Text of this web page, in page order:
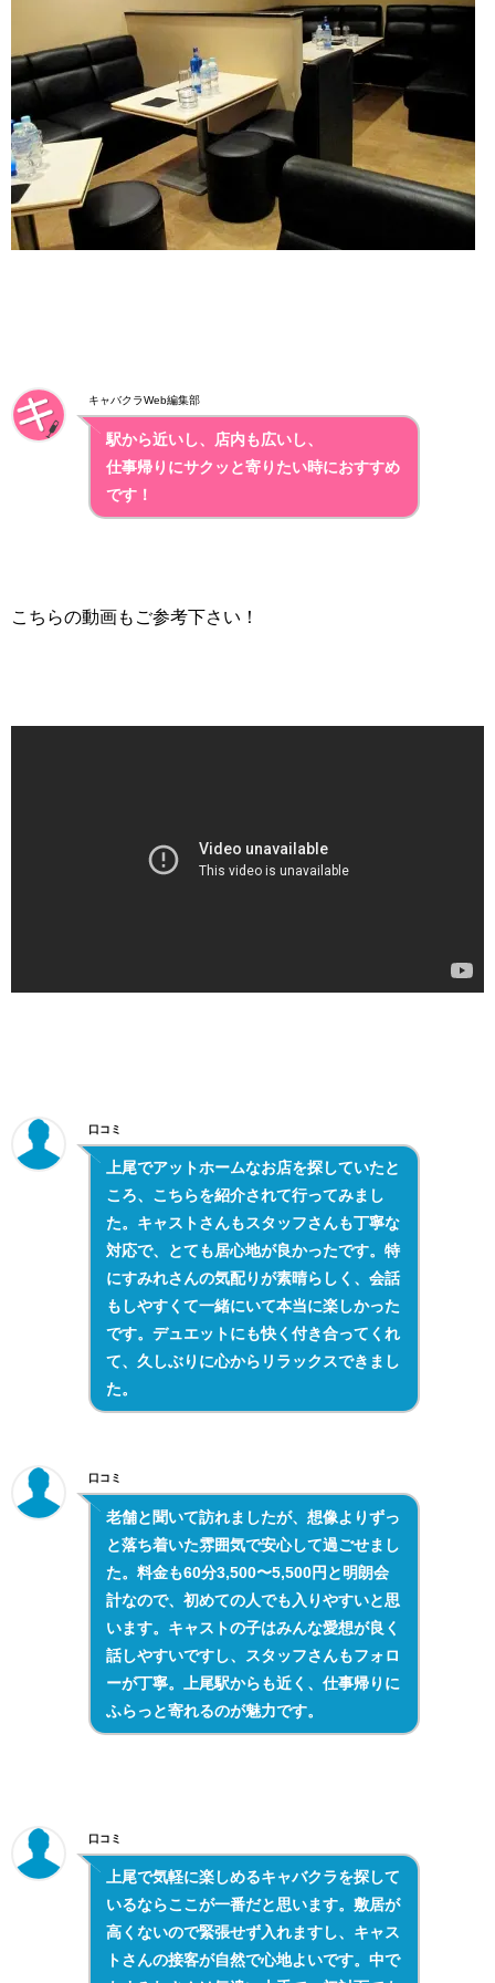
キャバクラWeb編集部
駅から近いし、店内も広いし、
仕事帰りにサクッと寄りたい時におすすめ
です！
こちらの動画もご参考下さい！
口コミ
上尾でアットホームなお店を探していたと
ころ、こちらを紹介されて行ってみまし
た。キャストさんもスタッフさんも丁寧な
対応で、とても居心地が良かったです。特
にすみれさんの気配りが素晴らしく、会話
もしやすくて一緒にいて本当に楽しかった
です。デュエットにも快く付き合ってくれ
て、久しぶりに心からリラックスできまし
た。
口コミ
老舗と聞いて訪れましたが、想像よりずっ
と落ち着いた雰囲気で安心して過ごせまし
た。料金も60分3,500〜5,500円と明朗会
計なので、初めての人でも入りやすいと思
います。キャストの子はみんな愛想が良く
話しやすいですし、スタッフさんもフォロ
ーが丁寧。上尾駅からも近く、仕事帰りに
ふらっと寄れるのが魅力です。
口コミ
上尾で気軽に楽しめるキャバクラを探して
いるならここが一番だと思います。敷居が
高くないので緊張せず入れますし、キャス
トさんの接客が自然で心地よいです。中で